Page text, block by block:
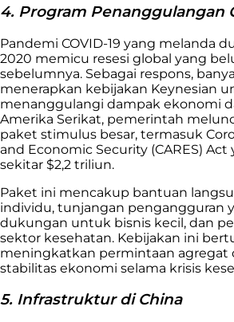
4. Program Penanggulangan
Pandemi COVID-19 yang melanda
2020 memicu resesi global yang
sebelumnya. Sebagai respons,
menerapkan kebijakan Keynesian
menanggulangi dampak ekonomi
Amerika Serikat, pemerintah
paket stimulus besar, termasuk
and Economic Security (CARES) Act
sekitar $2,2 triliun.
Paket ini mencakup bantuan
individu, tunjangan pengangguran
dukungan untuk bisnis kecil, dan
sektor kesehatan. Kebijakan ini
meningkatkan permintaan agregat
stabilitas ekonomi selama krisis
5. Infrastruktur di China